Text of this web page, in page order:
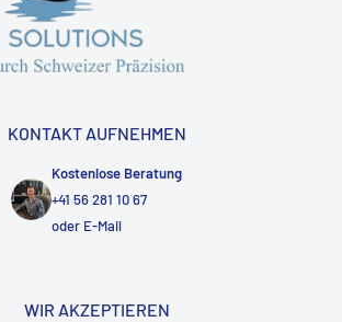
KONTAKT AUFNEHMEN
Kostenlose Beratung
+41 56 281 10 67
oder E-Mail
WIR AKZEPTIEREN